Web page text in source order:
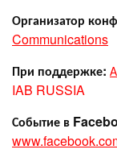
Организатор
Communications
При поддержке:
IAB RUSSIA
Событие в